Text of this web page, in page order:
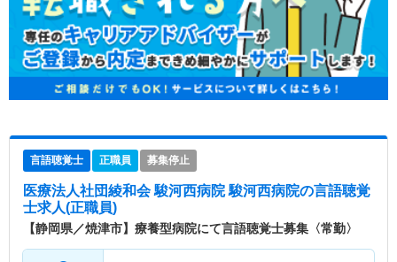
言語聴覚士 正職員 募集停止
医療法人社団綾和会 駿河西病院 駿河西病院の言語聴覚
士求人(正職員)
【静岡県／焼津市】療養型病院にて言語聴覚士募集〈常勤〉